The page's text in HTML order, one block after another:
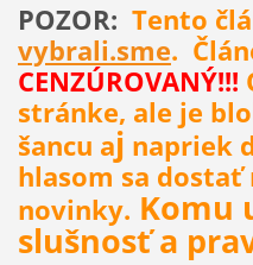
POZOR: Tento
vybrali.sme.
CENZÚROVANÝ!!!
stránke, ale je
šancu aj napriek
hlasom sa dostať
novinky. Komu
slušnosť a